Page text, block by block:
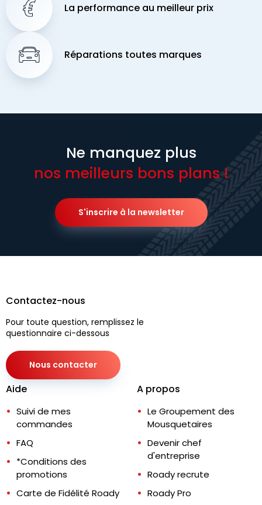
La performance au meilleur prix
Réparations toutes marques
Ne manquez plus
nos meilleurs bons plans !
S'inscrire à la newsletter
Contactez-nous
Pour toute question, remplissez le
questionnaire ci-dessous
Nous contacter
Aide
Suivi de mes
commandes
FAQ
*Conditions des
promotions
Carte de Fidélité Roady
A propos
Le Groupement des
Mousquetaires
Devenir chef
d'entreprise
Roady recrute
Roady Pro